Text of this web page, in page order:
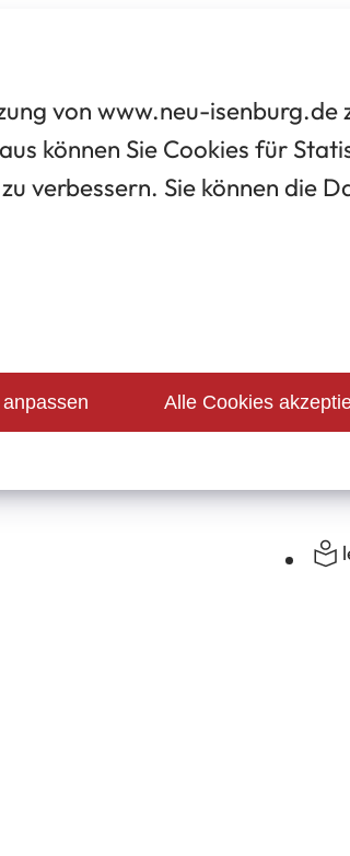
von www.neu-
können Sie Cookies für
verbessern. Sie können die
Alle Cookies